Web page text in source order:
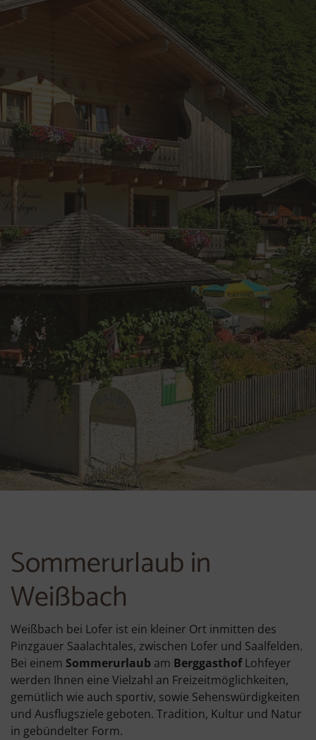
Sommerurlaub in
Weißbach
Weißbach bei Lofer ist ein kleiner Ort inmitten des
Pinzgauer Saalachtales, zwischen Lofer und Saalfelden.
Bei einem Sommerurlaub am BerggasthofLohfeyer
werden Ihnen eine Vielzahl an Freizeitmöglichkeiten,
gemütlich wie auch sportiv, sowie Sehenswürdigkeiten
und Ausflugsziele geboten. Tradition, Kultur und Natur
in gebündelter Form.